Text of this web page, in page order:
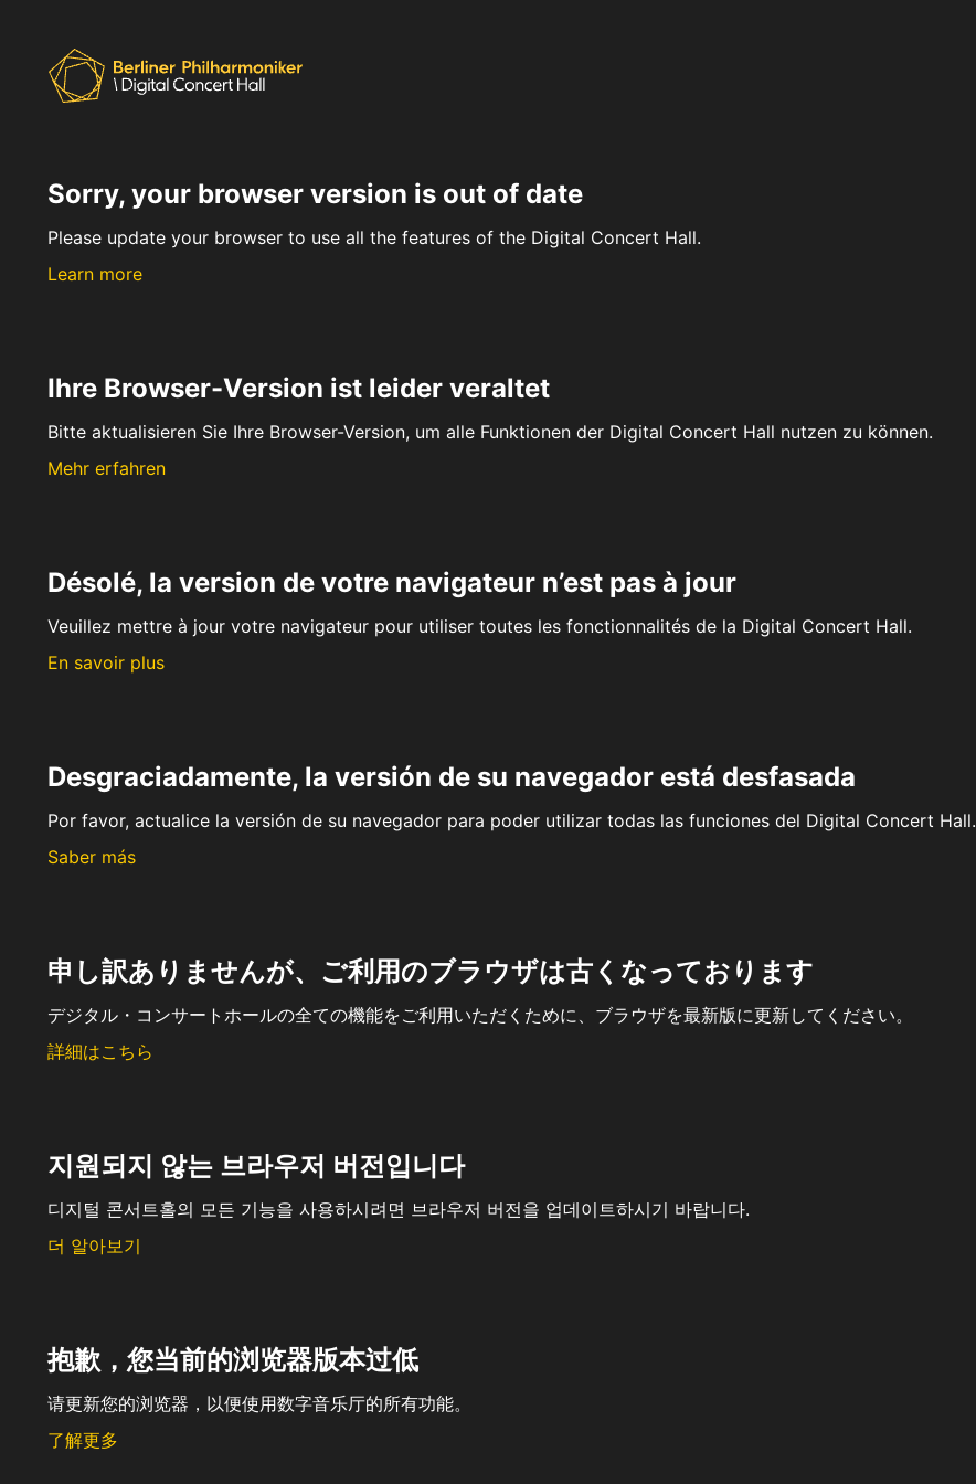
Sorry, your browser version is out of date
Please update your browser to use all the features of the Digital Concert Hall.
Learn more
Ihre Browser-Version ist leider veraltet
Bitte aktualisieren Sie Ihre Browser-Version, um alle Funktionen der Digital Concert Hall nutzen zu können.
Mehr erfahren
Désolé, la version de votre navigateur n’est pas à jour
Veuillez mettre à jour votre navigateur pour utiliser toutes les fonctionnalités de la Digital Concert Hall.
En savoir plus
Desgraciadamente, la versión de su navegador está desfasada
Por favor, actualice la versión de su navegador para poder utilizar todas las funciones del Digital Concert Hall.
Saber más
申し訳ありませんが、ご利用のブラウザは古くなっております
デジタル・コンサートホールの全ての機能をご利用いただくために、ブラウザを最新版に更新してください。
詳細はこちら
지원되지 않는 브라우저 버전입니다
디지털 콘서트홀의 모든 기능을 사용하시려면 브라우저 버전을 업데이트하시기 바랍니다.
더 알아보기
抱歉，您当前的浏览器版本过低
请更新您的浏览器，以便使用数字音乐厅的所有功能。
了解更多